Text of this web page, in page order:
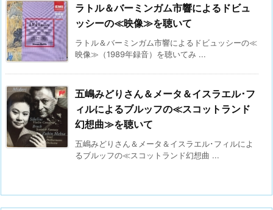
ラトル＆バーミンガム市響によるドビュ
ッシーの≪映像≫を聴いて
ラトル＆バーミンガム市響によるドビュッシーの≪
映像≫（1989年録音）を聴いてみ ...
五嶋みどりさん＆メータ＆イスラエル･フ
ィルによるブルッフの≪スコットランド
幻想曲≫を聴いて
五嶋みどりさん＆メータ＆イスラエル･フィルによ
るブルッフの≪スコットランド幻想曲 ...